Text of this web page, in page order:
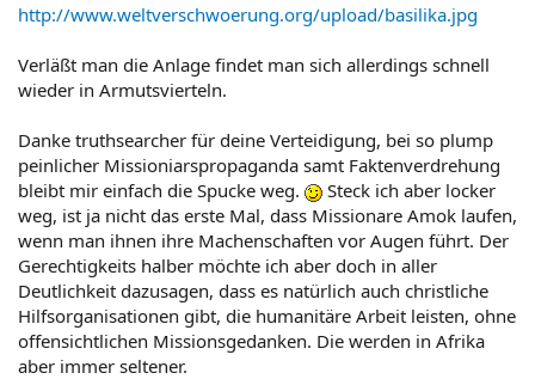
http://www.weltverschwoerung.org/upload/basilika.jpg
Verläßt man die Anlage findet man sich allerdings schnell
wieder in Armutsvierteln.
Danke truthsearcher für deine Verteidigung, bei so plump
peinlicher Missioniarspropaganda samt Faktenverdrehung
bleibt mir einfach die Spucke weg.
Steck ich aber locker
weg, ist ja nicht das erste Mal, dass Missionare Amok laufen,
wenn man ihnen ihre Machenschaften vor Augen führt. Der
Gerechtigkeits halber möchte ich aber doch in aller
Deutlichkeit dazusagen, dass es natürlich auch christliche
Hilfsorganisationen gibt, die humanitäre Arbeit leisten, ohne
offensichtlichen Missionsgedanken. Die werden in Afrika
aber immer seltener.